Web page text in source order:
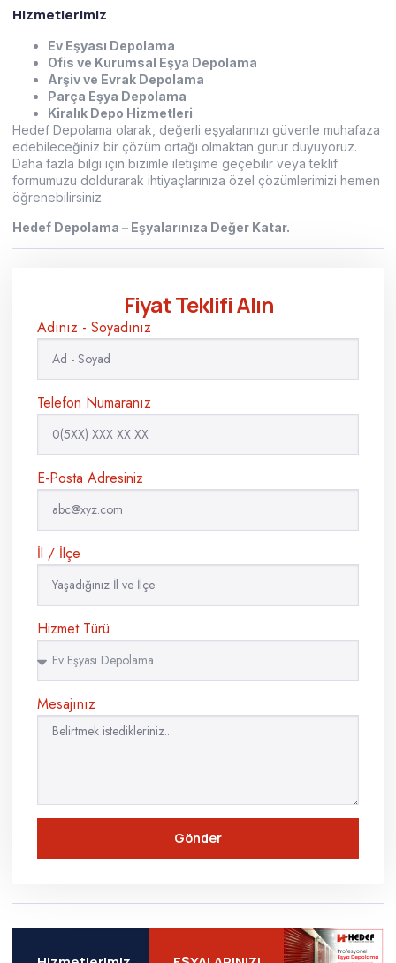
Hizmetlerimiz
Ev Eşyası Depolama
Ofis ve Kurumsal Eşya Depolama
Arşiv ve Evrak Depolama
Parça Eşya Depolama
Kiralık Depo Hizmetleri
Hedef Depolama olarak, değerli eşyalarınızı güvenle muhafaza
edebileceğiniz bir çözüm ortağı olmaktan gurur duyuyoruz.
Daha fazla bilgi için bizimle iletişime geçebilir veya teklif
formumuzu doldurarak ihtiyaçlarınıza özel çözümlerimizi hemen
öğrenebilirsiniz.
Hedef Depolama – Eşyalarınıza Değer Katar.
Fiyat Teklifi Alın
Adınız - Soyadınız
Telefon Numaranız
E-Posta Adresiniz
İl / İlçe
Hizmet Türü
Mesajınız
Gönder